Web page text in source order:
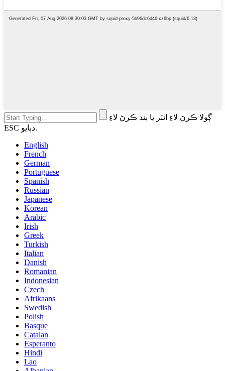
ڳولا ڪرڻ لاءِ انٽر يا بند ڪرڻ لاءِ
ESC دٻايو.
English
French
German
Portuguese
Spanish
Russian
Japanese
Korean
Arabic
Irish
Greek
Turkish
Italian
Danish
Romanian
Indonesian
Czech
Afrikaans
Swedish
Polish
Basque
Catalan
Esperanto
Hindi
Lao